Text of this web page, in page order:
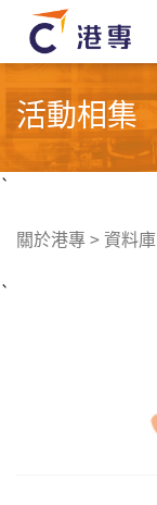
活動相集
`
關於港專>資料庫
`